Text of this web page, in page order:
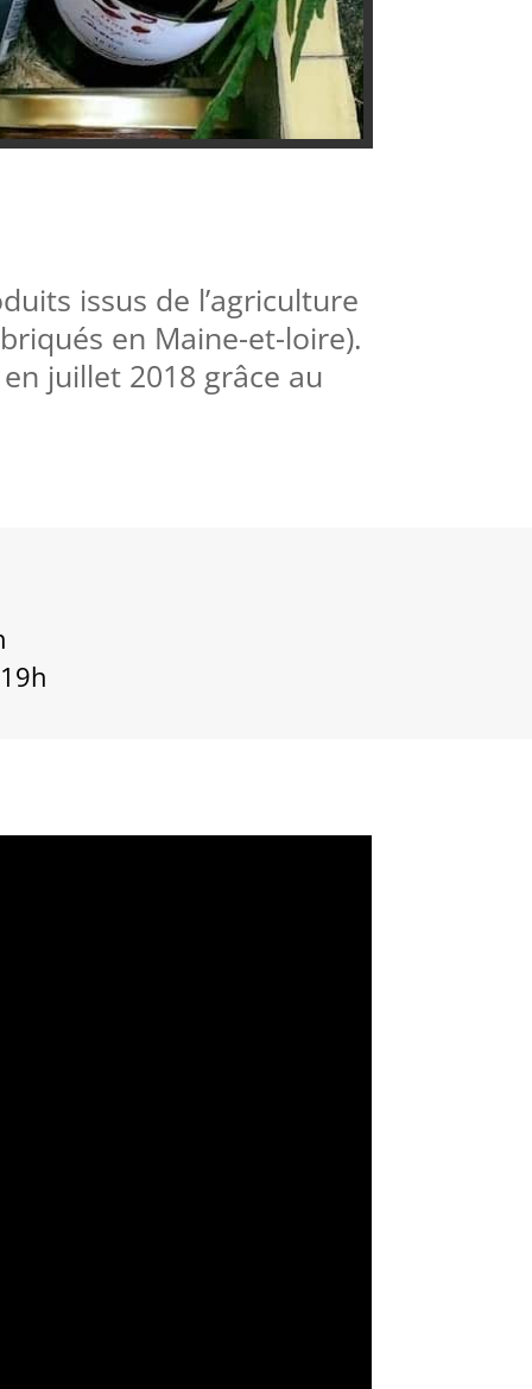
issus de l’agriculture
en Maine-et-loire).
juillet 2018 grâce au